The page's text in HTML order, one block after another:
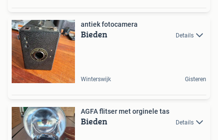
antiek fotocamera
Bieden Details
Winterswijk Gisteren
AGFA flitser met orginele tas
Bieden Details